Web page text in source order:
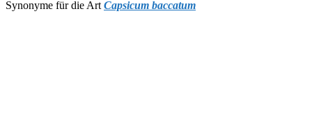
Synonyme für die Art Capsicum baccatum